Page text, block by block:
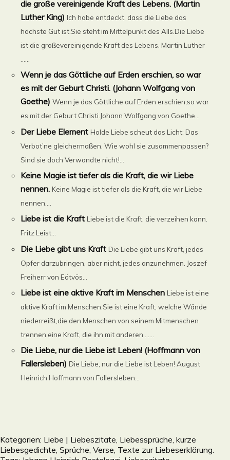
die große vereinigende Kraft des Lebens. (Martin
Luther King) Ich habe entdeckt, dass die Liebe das
höchste Gut ist.Sie steht im Mittelpunkt des Alls.Die Liebe
ist die großevereinigende Kraft des Lebens. Martin Luther
Wenn je das Göttliche auf Erden erschien, so war
es mit der Geburt Christi. (Johann Wolfgang von
Goethe) Wenn je das Göttliche auf Erden erschien,so war
es mit der Geburt Christi.Johann Wolfgang von Goethe...
Der Liebe Element Holde Liebe scheut das Licht; Das
Verbot’ne gleichermaßen. Wie wohl sie zusammenpassen?
Sind sie doch Verwandte nicht!...
Keine Magie ist tiefer als die Kraft, die wir Liebe
nennen. Keine Magie ist tiefer als die Kraft, die wir Liebe
nennen....
Liebe ist die Kraft Liebe ist die Kraft, die verzeihen kann.
Fritz Leist...
Die Liebe gibt uns Kraft Die Liebe gibt uns Kraft, jedes
Opfer darzubringen, aber nicht, jedes anzunehmen. Joszef
Freiherr von Eötvös...
Liebe ist eine aktive Kraft im Menschen Liebe ist eine
aktive Kraft im Menschen.Sie ist eine Kraft, welche Wände
niederreißt,die den Menschen von seinem Mitmenschen
trennen,eine Kraft, die ihn mit anderen ......
Die Liebe, nur die Liebe ist Leben! (Hoffmann von
Fallersleben) Die Liebe, nur die Liebe ist Leben! August
Heinrich Hoffmann von Fallersleben...
Kategorien: Liebe | Liebeszitate, Liebessprüche, kurze
Liebesgedichte, Sprüche, Verse, Texte zur Liebeserklärung.